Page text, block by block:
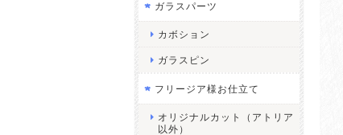
ガラスパーツ
カボション
ガラスピン
フリージア様お仕立て
オリジナルカット（アトリア
以外）